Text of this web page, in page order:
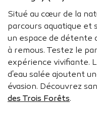
Situé au cœur de la
parcours aquatique et
un espace de détente
à remous. Testez le
expérience vivifiante.
d'eau salée ajoutent
évasion. Découvrez
des Trois Forêts.